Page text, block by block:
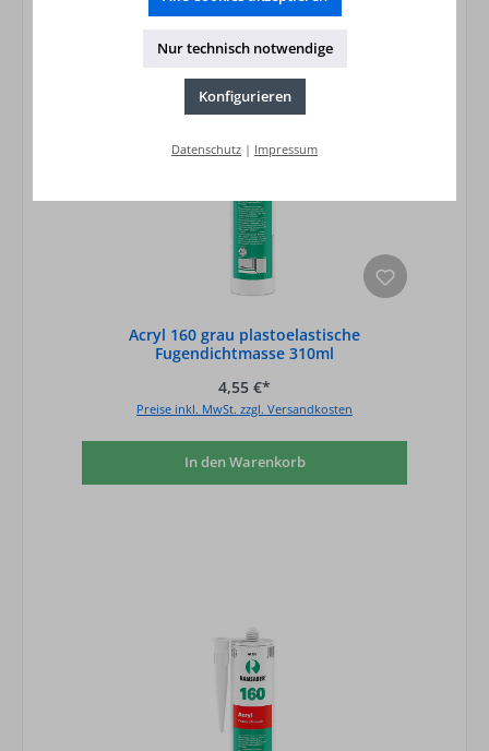
Acryl 160 grau plastoelastische
Fugendichtmasse 310ml
4,55 €*
Preise inkl. MwSt. zzgl. Versandkosten
In den Warenkorb
Nur technisch notwendige
Konfigurieren
Datenschutz | Impressum